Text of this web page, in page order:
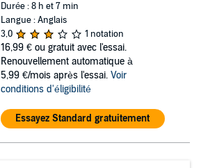
Durée : 8 h et 7 min
Langue : Anglais
3,0
1 notation
16,99 € ou gratuit avec l'essai.
Renouvellement automatique à
5,99 €/mois après l'essai. Voir
conditions d'éligibilité
Essayez Standard gratuitement